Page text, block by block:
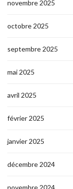
novembre 2025
octobre 2025
septembre 2025
mai 2025
avril 2025
février 2025
janvier 2025
décembre 2024
novembre 2024